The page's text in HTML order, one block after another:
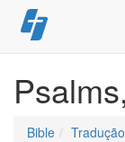
Skip
to
Psalms,
Bible